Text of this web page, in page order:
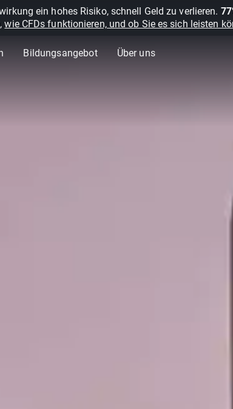
ein hohes Risiko, schnell Geld zu verlieren.
wie CFDs funktionieren, und ob Sie es sich leisten
Bildungsangebot Über uns